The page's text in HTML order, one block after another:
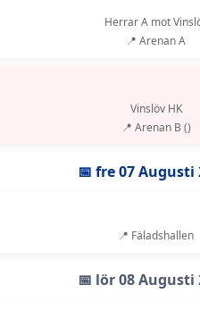
Herrar A mot
📍 Arenan A
Vinslöv HK
📍 Arenan B ()
📅 fre 07 Augusti
📍 Fäladshallen
📅 lör 08 Augusti